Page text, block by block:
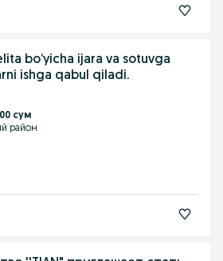
va sotuvga
ishga qabul qiladi.
сум
район